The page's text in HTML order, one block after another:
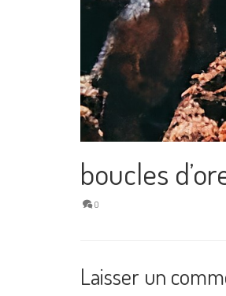
boucles
0
Laisser un